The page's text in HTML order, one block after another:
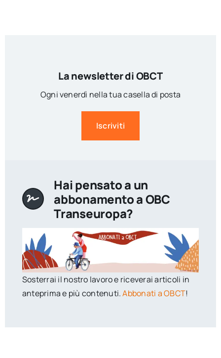
La newsletter di OBCT
Ogni venerdì nella tua casella di posta
Iscriviti
Hai pensato a un
abbonamento a OBC
Transeuropa?
Sosterrai il nostro lavoro e riceverai articoli in
anteprima e più contenuti.Abbonati a OBCT!